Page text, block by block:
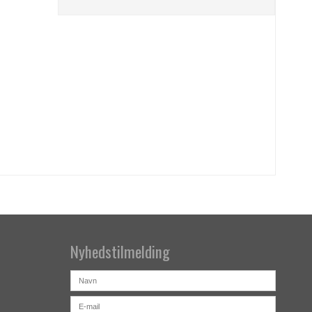
Nyhedstilmelding